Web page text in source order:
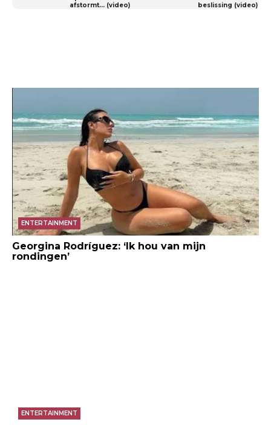
afstormt… (video)
beslissing (video)
ENTERTAINMENT
Georgina Rodríguez: ‘Ik hou van mijn
rondingen’
ENTERTAINMENT